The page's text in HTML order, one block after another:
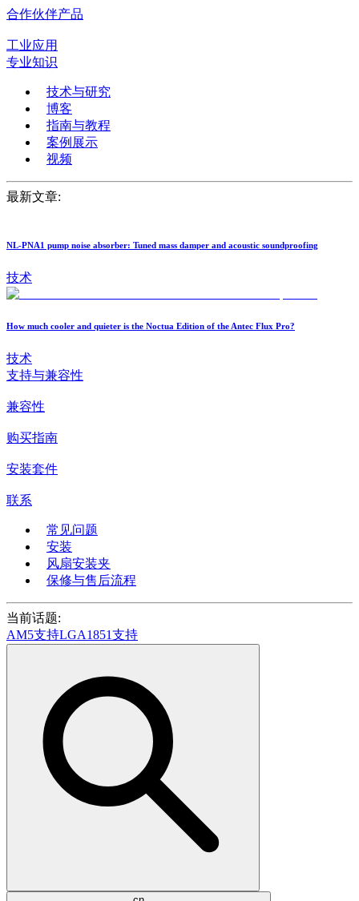
合作伙伴产品
工业应用
专业知识
技术与研究
博客
指南与教程
案例展示
视频
最新文章:
NL-PNA1 pump noise absorber: Tuned mass damper and acoustic soundproofing
技术
How much cooler and quieter is the Noctua Edition of the Antec Flux Pro?
技术
支持与兼容性
兼容性
购买指南
安装套件
联系
常见问题
安装
风扇安装夹
保修与售后流程
当前话题:
AM5支持LGA1851支持